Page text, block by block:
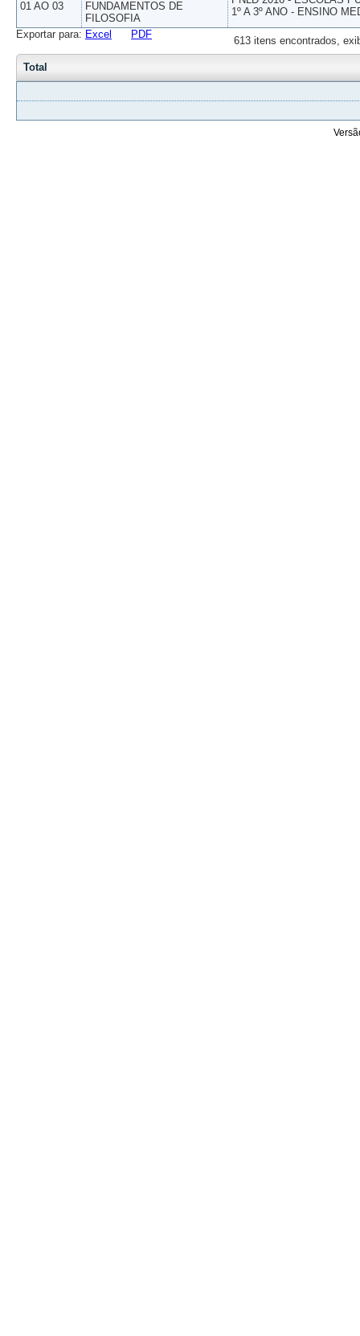
01 AO 03
FUNDAMENTOS DE
FILOSOFIA
1º A 3º ANO - ENSINO
613 itens encontrados,
Exportar para: Excel PDF
Total